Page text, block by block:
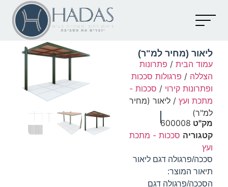
ליאור (מחיר למ"ר)
עמוד הבית / פתרונות
הצללה / פרגולות סככות
ופתרונות קירוי / סככות -
מתכת ועץ / ליאור (מחיר
למ"ר)
מק"ט 600008
קטגוריה סככות - מתכת
ועץ
סככה/פרגולה דגם ליאור
תיאור המוצר:
הסככה/פרגולה דגם